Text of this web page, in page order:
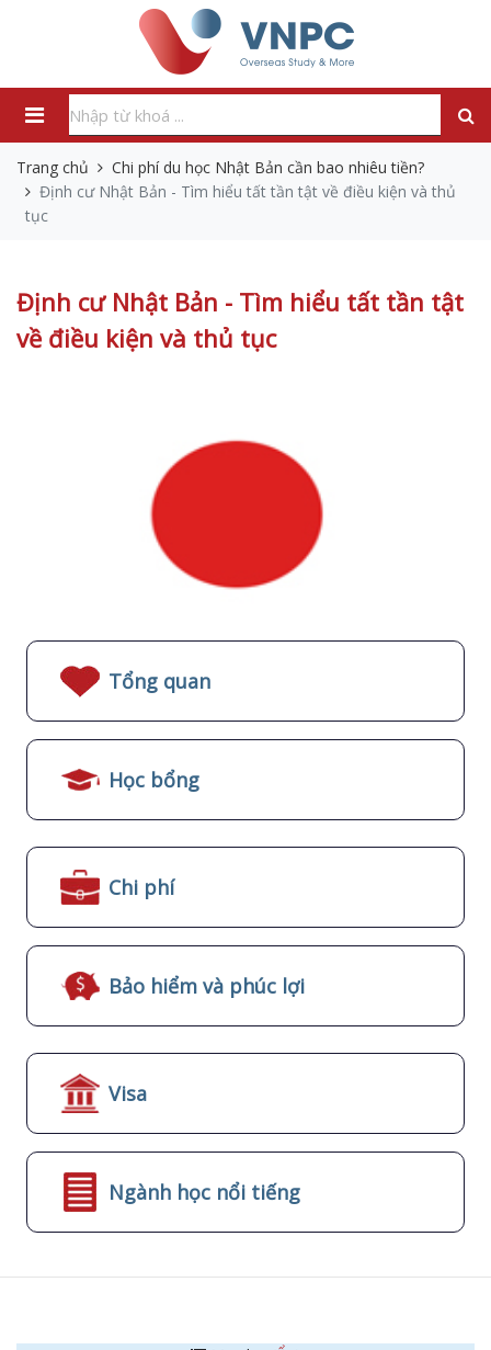
Trang chủ
Chi phí du học Nhật Bản cần bao nhiêu tiền?
Định cư Nhật Bản - Tìm hiểu tất tần tật về điều kiện và thủ
tục
Định cư Nhật Bản - Tìm hiểu tất tần tật
về điều kiện và thủ tục
Tổng quan
Học bổng
Chi phí
Bảo hiểm và phúc lợi
Visa
Ngành học nổi tiếng